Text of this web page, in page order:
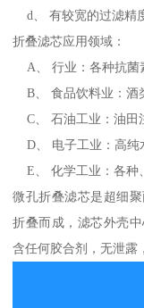
d、 有较宽的过滤
折叠滤芯应用领域
A、 行业：各种抗
B、 食品饮料业：
C、 石油工业：油
D、 电子工业：高
E、 化学工业：各种
微孔折叠滤芯是超细
折叠而成，滤芯外壳
含任何胶合剂，无泄露